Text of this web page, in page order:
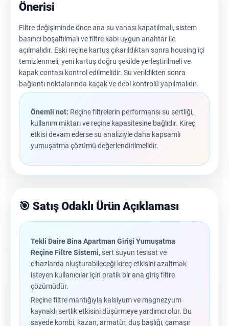
Önerisi
Filtre değişiminde önce ana su vanası kapatılmalı, sistem
basıncı boşaltılmalı ve filtre kabı uygun anahtar ile
açılmalıdır. Eski reçine kartuş çıkarıldıktan sonra housing içi
temizlenmeli, yeni kartuş doğru şekilde yerleştirilmeli ve
kapak contası kontrol edilmelidir. Su verildikten sonra
bağlantı noktalarında kaçak ve debi kontrolü yapılmalıdır.
Önemli not: Reçine filtrelerin performansı su sertliği,
kullanım miktarı ve reçine kapasitesine bağlıdır. Kireç
etkisi devam ederse su analiziyle daha kapsamlı
yumuşatma çözümü değerlendirilmelidir.
🎯 Satış Odaklı Ürün Açıklaması
Tekli Daire Bina Apartman Girişi Yumuşatma
Reçine Filtre Sistemi, sert suyun tesisat ve
cihazlarda oluşturabileceği kireç etkisini azaltmak
isteyen kullanıcılar için pratik bir ana giriş filtre
çözümüdür.
Reçine filtre mantığıyla kalsiyum ve magnezyum
kaynaklı sertlik etkisini düşürmeye yardımcı olur. Bu
sayede kombi, kazan, armatür, duş başlığı, çamaşır